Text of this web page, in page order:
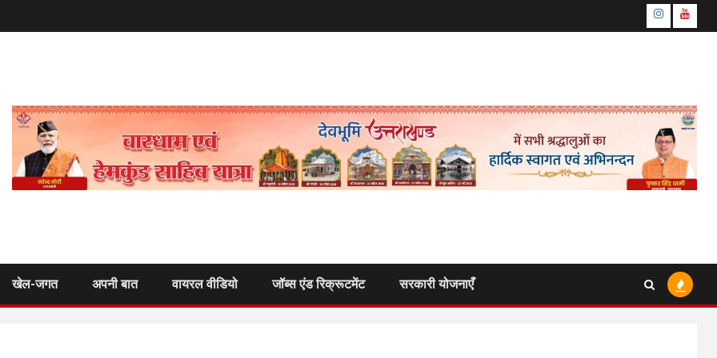
Instagram
खेल-जगत अपनी बात वायरल वीडियो जॉब्स एंड रिक्रूटमेंट सरकारी योजनाएँ